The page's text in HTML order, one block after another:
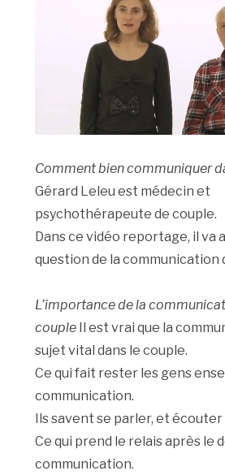
Comment bien communiquer
Gérard Leleu est médecin et
psychothérapeute de couple.
Dans ce vidéo reportage, il va
question de la communication
L’importance de la
couple Il est vrai que la
sujet vital dans le couple.
Ce qui fait rester les gens
communication.
Ils savent se parler, et écouter
Ce qui prend le relais après le
communication.